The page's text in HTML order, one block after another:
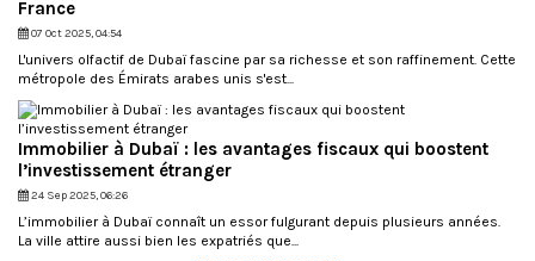
France
07 Oct 2025, 04:54
L'univers olfactif de Dubaï fascine par sa richesse et son raffinement. Cette
métropole des Émirats arabes unis s'est...
Immobilier à Dubaï : les avantages fiscaux qui boostent
l’investissement étranger
24 Sep 2025, 06:26
L’immobilier à Dubaï connaît un essor fulgurant depuis plusieurs années.
La ville attire aussi bien les expatriés que...